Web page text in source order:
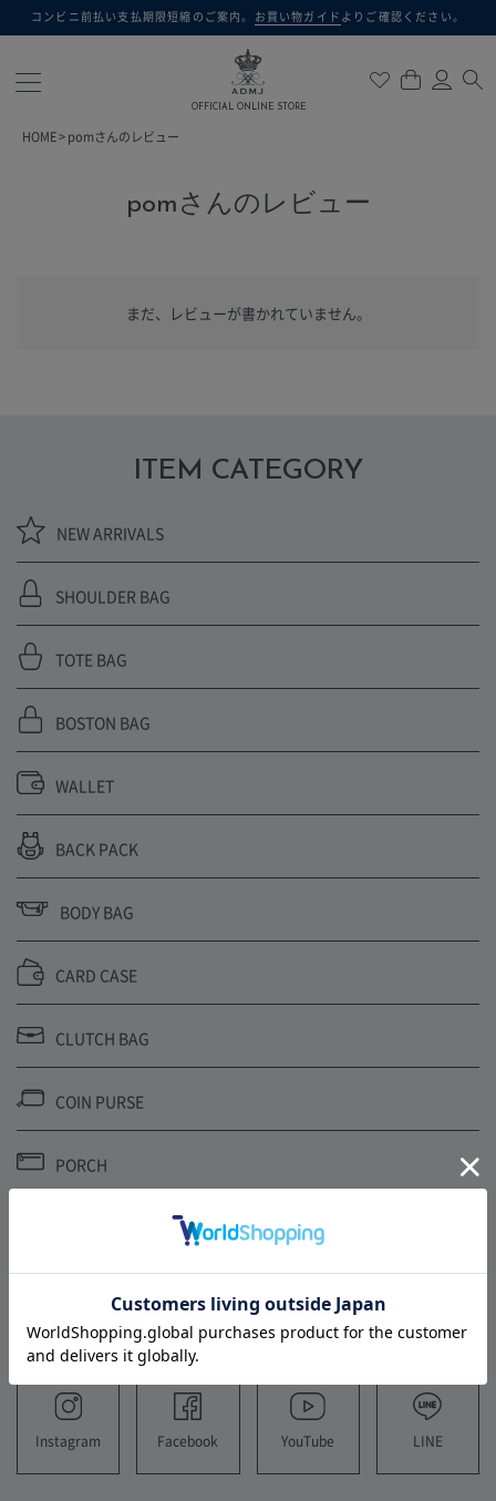
コンビニ前払い支払期限短縮のご案内。 お買い物ガイド よりご確認ください。
OFFICIAL ONLINE STORE
検索
HOME pomさんのレビュー
pomさんのレビュー
まだ、レビューが書かれていません。
ITEM CATEGORY
NEW ARRIVALS
SHOULDER BAG
TOTE BAG
BOSTON BAG
WALLET
BACK PACK
BODY BAG
CARD CASE
CLUTCH BAG
COIN PURSE
PORCH
SHOULDER STRAP
FOLLOW US
Instagram Facebook YouTube LINE